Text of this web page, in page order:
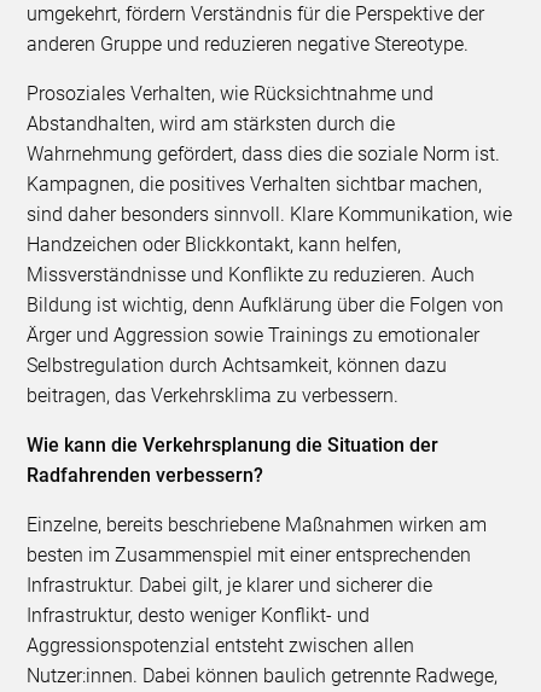
umgekehrt, fördern Verständnis für die Perspektive der
anderen Gruppe und reduzieren negative Stereotype.
Prosoziales Verhalten, wie Rücksichtnahme und
Abstandhalten, wird am stärksten durch die
Wahrnehmung gefördert, dass dies die soziale Norm ist.
Kampagnen, die positives Verhalten sichtbar machen,
sind daher besonders sinnvoll. Klare Kommunikation, wie
Handzeichen oder Blickkontakt, kann helfen,
Missverständnisse und Konflikte zu reduzieren. Auch
Bildung ist wichtig, denn Aufklärung über die Folgen von
Ärger und Aggression sowie Trainings zu emotionaler
Selbstregulation durch Achtsamkeit, können dazu
beitragen, das Verkehrsklima zu verbessern.
Wie kann die Verkehrsplanung die Situation der
Radfahrenden verbessern?
Einzelne, bereits beschriebene Maßnahmen wirken am
besten im Zusammenspiel mit einer entsprechenden
Infrastruktur. Dabei gilt, je klarer und sicherer die
Infrastruktur, desto weniger Konflikt- und
Aggressionspotenzial entsteht zwischen allen
Nutzer:innen. Dabei können baulich getrennte Radwege,